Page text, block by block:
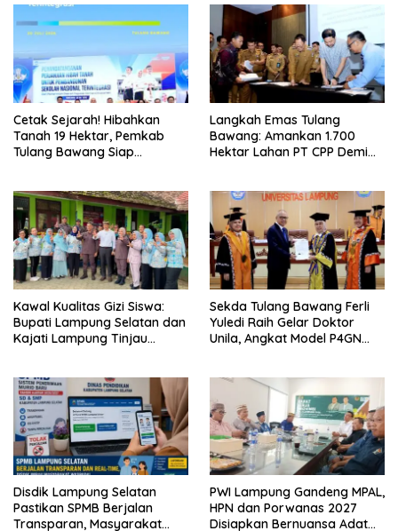
Cetak Sejarah! Hibahkan
Tanah 19 Hektar, Pemkab
Tulang Bawang Siap
Lampung
Langkah Emas Tulang
Bawang: Amankan 1.700
Hektar Lahan PT CPP Demi
Kawal Kualitas Gizi Siswa:
Bupati Lampung Selatan dan
Kajati Lampung Tinjau
Sekda Tulang Bawang Ferli
Yuledi Raih Gelar Doktor
Unila, Angkat Model P4GN
Disdik Lampung Selatan
Pastikan SPMB Berjalan
Transparan, Masyarakat
PWI Lampung Gandeng MPAL,
HPN dan Porwanas 2027
Disiapkan Bernuansa Adat